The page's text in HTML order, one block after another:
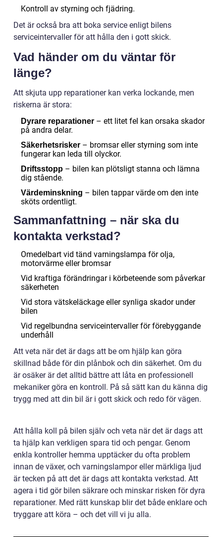
Kontroll av styrning och fjädring.
Det är också bra att boka service enligt bilens
serviceintervaller för att hålla den i gott skick.
Vad händer om du väntar för
länge?
Att skjuta upp reparationer kan verka lockande, men
riskerna är stora:
Dyrare reparationer – ett litet fel kan orsaka skador
på andra delar.
Säkerhetsrisker – bromsar eller styrning som inte
fungerar kan leda till olyckor.
Driftsstopp – bilen kan plötsligt stanna och lämna
dig stående.
Värdeminskning – bilen tappar värde om den inte
sköts ordentligt.
Sammanfattning – när ska du
kontakta verkstad?
Omedelbart vid tänd varningslampa för olja,
motorvärme eller bromsar
Vid kraftiga förändringar i körbeteende som påverkar
säkerheten
Vid stora vätskeläckage eller synliga skador under
bilen
Vid regelbundna serviceintervaller för förebyggande
underhåll
Att veta när det är dags att be om hjälp kan göra
skillnad både för din plånbok och din säkerhet. Om du
är osäker är det alltid bättre att låta en professionell
mekaniker göra en kontroll. På så sätt kan du känna dig
trygg med att din bil är i gott skick och redo för vägen.
Att hålla koll på bilen själv och veta när det är dags att
ta hjälp kan verkligen spara tid och pengar. Genom
enkla kontroller hemma upptäcker du ofta problem
innan de växer, och varningslampor eller märkliga ljud
är tecken på att det är dags att kontakta verkstad. Att
agera i tid gör bilen säkrare och minskar risken för dyra
reparationer. Med rätt kunskap blir det både enklare och
tryggare att köra – och det vill vi ju alla.